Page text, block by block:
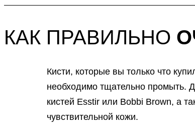
КАК ПРАВИЛЬНО
Кисти, которые вы только что
необходимо тщательно промыть.
кистей Esstir или Bobbi Brown, а
чувствительной кожи.